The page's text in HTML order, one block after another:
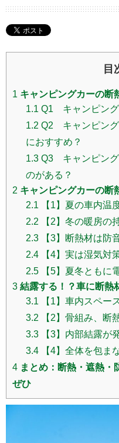
目
1 キャンピングカーの
1.1 Q1 キャンピング
1.2 Q2 キャンピング
におすすめ？
1.3 Q3 キャンピング
のがある？
2 キャンピングカーの
2.1 【1】夏の車内温
2.2 【2】冬の暖房の
2.3 【3】断熱材は防
2.4 【4】実は湿気対
2.5 【5】夏冬ともに
3 結露する！？車に断熱
3.1 【1】車内スペー
3.2 【2】骨組み、断
3.3 【3】内部結露が
3.4 【4】全体を包ま
4 まとめ：断熱・遮熱・
ぜひ